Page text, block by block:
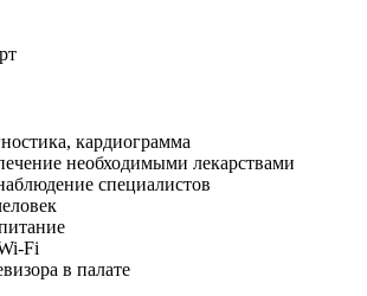
кардиограмма
необходимыми лекарствами
специалистов
Fi
в палате